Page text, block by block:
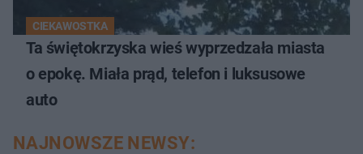
CIEKAWOSTKA
Ta świętokrzyska wieś wyprzedzała miasta
o epokę. Miała prąd, telefon i luksusowe
auto
NAJNOWSZE NEWSY: